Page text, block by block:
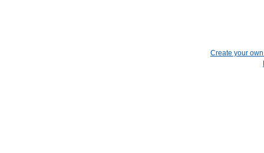
Create your